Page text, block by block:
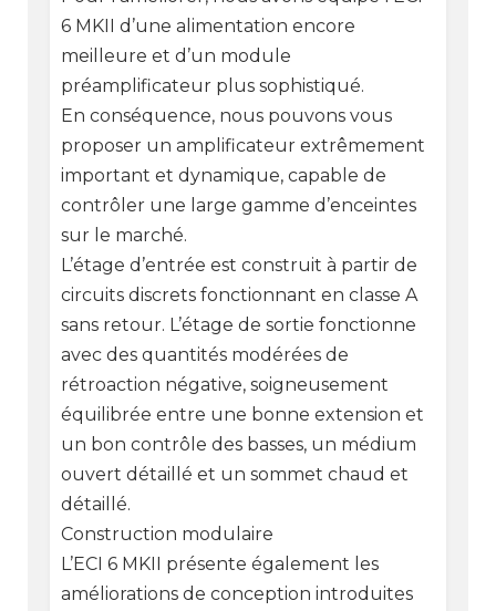
6 MKII d’une alimentation encore
meilleure et d’un module
préamplificateur plus sophistiqué.
En conséquence, nous pouvons vous
proposer un amplificateur extrêmement
important et dynamique, capable de
contrôler une large gamme d’enceintes
sur le marché.
L’étage d’entrée est construit à partir de
circuits discrets fonctionnant en classe A
sans retour. L’étage de sortie fonctionne
avec des quantités modérées de
rétroaction négative, soigneusement
équilibrée entre une bonne extension et
un bon contrôle des basses, un médium
ouvert détaillé et un sommet chaud et
détaillé.
Construction modulaire
L’ECI 6 MKII présente également les
améliorations de conception introduites